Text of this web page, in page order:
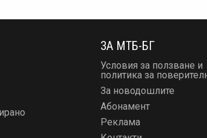
ЗА МТБ-БГ
Условия за ползване и
политика за
За новодошлите
Абонамент
Реклама